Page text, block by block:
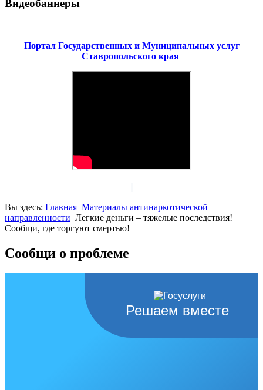
Видеобаннеры
Портал Государственных и Муниципальных услуг
Ставропольского края
Вы здесь: Главная Материалы антинаркотической
направленности Легкие деньги – тяжелые последствия!
Сообщи, где торгуют смертью!
Сообщи о проблеме
Решаем вместе